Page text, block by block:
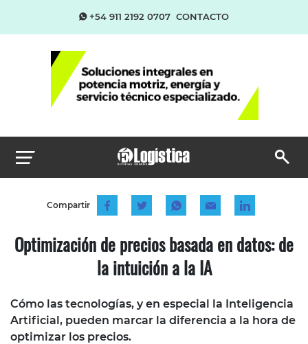
+54 911 2192 0707 CONTACTO
Compartir
Optimización de precios basada en datos: de
la intuición a la IA
Cómo las tecnologías, y en especial la Inteligencia
Artificial, pueden marcar la diferencia a la hora de
optimizar los precios.